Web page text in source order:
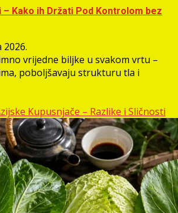
Kako ih Držati Pod Kontrolom bez
2026.
vrijedne biljke u svakom vrtu –
poboljšavaju strukturu tla i
Kupusnjače – Razlike i Sličnosti